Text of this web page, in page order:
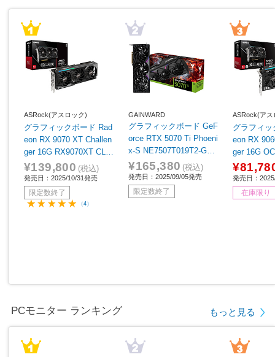
ASRock(アスロック)
グラフィックボード Rad
eon RX 9070 XT Challen
ger 16G RX9070XT CL 1
6G ［Radeon RXシリー
ズ /16GB］
¥139,800 (税込)
発売日：2025/10/31発売
限定数終了
（4）
GAINWARD
グラフィックボード GeF
orce RTX 5070 Ti Phoeni
x-S NE7507T019T2-GB2
031K ［GeForce RTXシ
リーズ /16GB］
¥165,380 (税込)
発売日：2025/09/05発売
限定数終了
ASRock(アス
グラフィ
eon RX
ger 16G OC
CL 16GO
シリーズ /
発売日：
在庫限り
PCモニター ランキング もっと見る